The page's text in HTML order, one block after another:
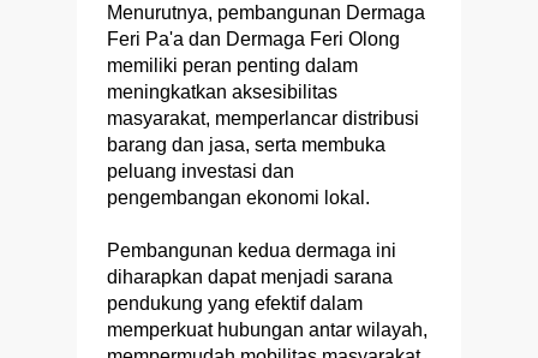
Menurutnya, pembangunan Dermaga
Feri Pa'a dan Dermaga Feri Olong
memiliki peran penting dalam
meningkatkan aksesibilitas
masyarakat, memperlancar distribusi
barang dan jasa, serta membuka
peluang investasi dan
pengembangan ekonomi lokal.
Pembangunan kedua dermaga ini
diharapkan dapat menjadi sarana
pendukung yang efektif dalam
memperkuat hubungan antar wilayah,